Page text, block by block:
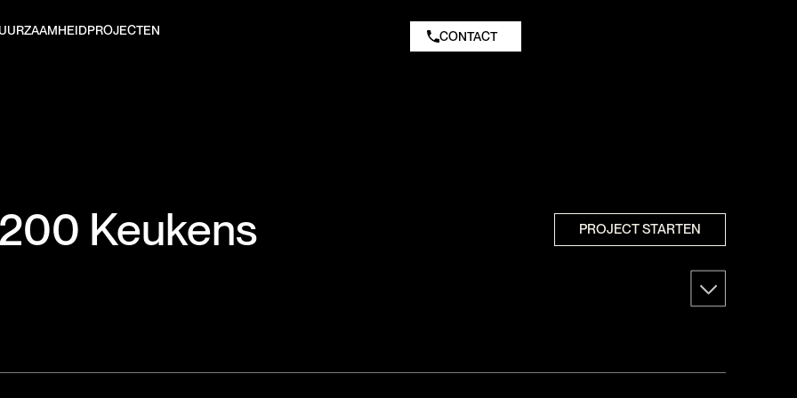
PROJECTEN CONTACT
200 Keukens PROJECT STARTEN